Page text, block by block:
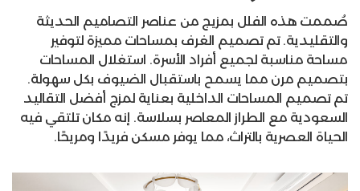
صُممت هذه الفلل بمزيج من عناصر التصاميم الحديثة
والتقليدية. تم تصميم الغرف بمساحات مميزة لتوفير
مساحة مناسبة لجميع أفراد الأسرة. استغلال المساحات
بتصميم مرن مما يسمح باستقبال الضيوف بكل سهولة.
تم تصميم المساحات الداخلية بعناية لمزج أفضل التقاليد
السعودية مع الطراز المعاصر بسلاسة. إنه مكان تلتقي فيه
الحياة العصرية بالتراث، مما يوفر مسكن فريدًا ومريحًا.